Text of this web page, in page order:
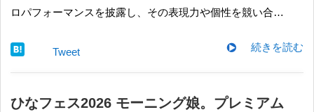
ロパフォーマンスを披露し、その表現力や個性を競い合…
続きを読む
Tweet
ひなフェス2026 モーニング娘。プレミアム